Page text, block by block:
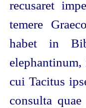
recusaret
temere
habet in
cui Tacitus
consulta